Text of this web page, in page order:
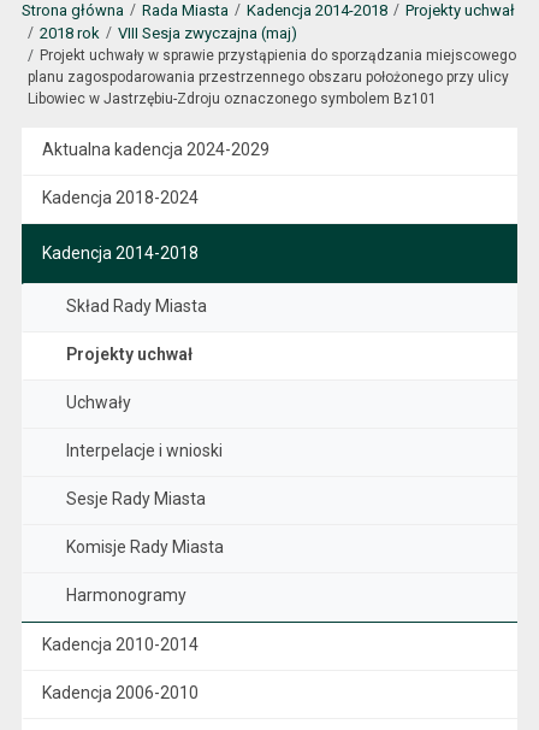
Strona główna Rada Miasta Kadencja 2014-2018
Projekty uchwał
2018 rok
VIII Sesja zwyczajna (maj)
Projekt uchwały w sprawie przystąpienia do sporządzania miejscowego
planu zagospodarowania przestrzennego obszaru położonego przy ulicy
Libowiec w Jastrzębiu-Zdroju oznaczonego symbolem Bz101
Aktualna kadencja 2024-2029
Kadencja 2018-2024
Kadencja 2014-2018
Skład Rady Miasta
Projekty uchwał
Uchwały
Interpelacje i wnioski
Sesje Rady Miasta
Komisje Rady Miasta
Harmonogramy
Kadencja 2010-2014
Kadencja 2006-2010